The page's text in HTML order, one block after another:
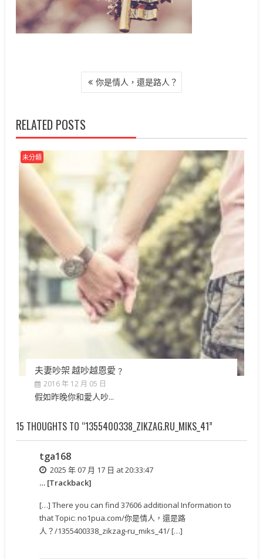
覽
你是情人，還是路人？
RELATED POSTS
未分類
夫妻吵架 越吵越恩愛﹖
2016 年 12 月 05 日
假如昨晚你和愛人吵...
15 THOUGHTS TO “1355400338_ZIKZAG.RU_MIKS_41”
tga168
2025 年 07 月 17 日 at 20:33:47
… [Trackback]
[…] There you can find 37606 additional Information to
that Topic: no1pua.com/你是情人，還是路
人？/1355400338_zikzag-ru_miks_41/ […]